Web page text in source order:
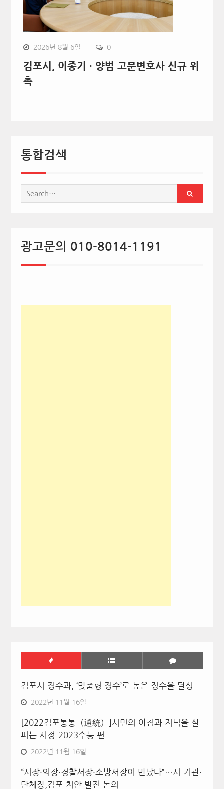
2026년 8월 6일 0
김포시, 이종기 · 양범 고문변호사 신규 위
촉
통합검색
Search
for:
광고문의 010-8014-1191
김포시 징수과, ‘맞춤형 징수’로 높은 징수율 달성
2022년 11월 16일
[2022김포통통（通統）]시민의 아침과 저녁을 살
피는 시정-2023수능 편
2022년 11월 16일
“시장·의장·경찰서장·소방서장이 만났다”…시 기관·
단체장,김포 치안 발전 논의